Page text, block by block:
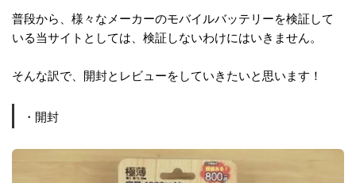
普段から、様々なメーカーのモバイルバッテリーを検証して
いる当サイトとしては、検証しないわけにはいきません。
そんな訳で、開封とレビューをしていきたいと思います！
・開封